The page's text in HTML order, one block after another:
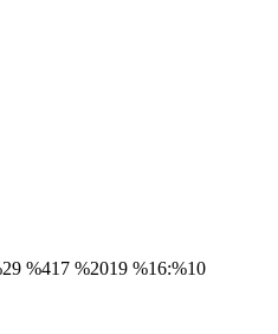
%417 %2019 %16:%10